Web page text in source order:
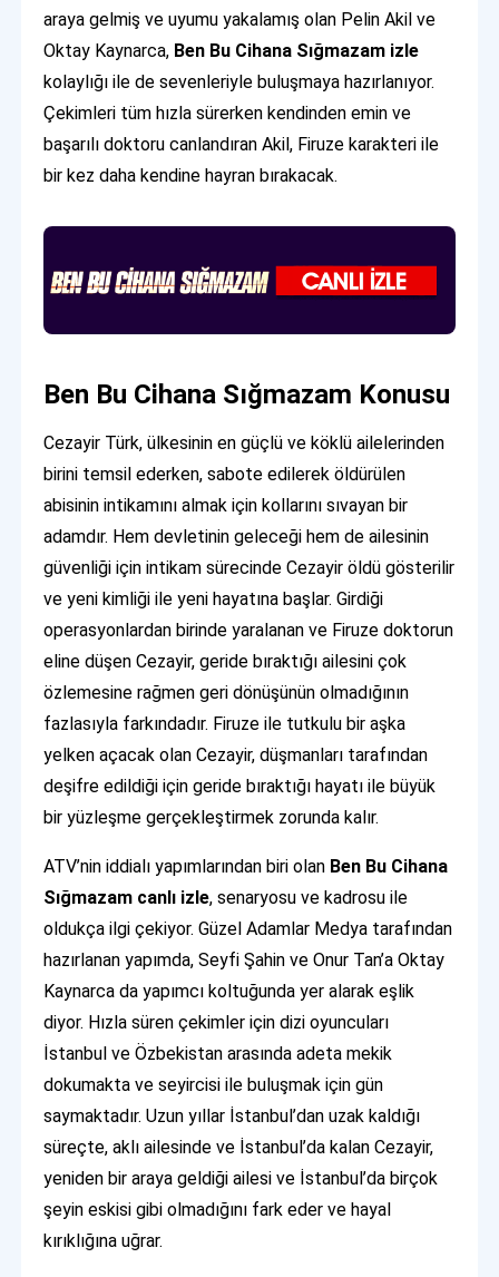
araya gelmiş ve uyumu yakalamış olan Pelin Akil ve
Oktay Kaynarca, Ben Bu Cihana Sığmazam izle
kolaylığı ile de sevenleriyle buluşmaya hazırlanıyor.
Çekimleri tüm hızla sürerken kendinden emin ve
başarılı doktoru canlandıran Akil, Firuze karakteri ile
bir kez daha kendine hayran bırakacak.
Ben Bu Cihana Sığmazam Konusu
Cezayir Türk, ülkesinin en güçlü ve köklü ailelerinden
birini temsil ederken, sabote edilerek öldürülen
abisinin intikamını almak için kollarını sıvayan bir
adamdır. Hem devletinin geleceği hem de ailesinin
güvenliği için intikam sürecinde Cezayir öldü gösterilir
ve yeni kimliği ile yeni hayatına başlar. Girdiği
operasyonlardan birinde yaralanan ve Firuze doktorun
eline düşen Cezayir, geride bıraktığı ailesini çok
özlemesine rağmen geri dönüşünün olmadığının
fazlasıyla farkındadır. Firuze ile tutkulu bir aşka
yelken açacak olan Cezayir, düşmanları tarafından
deşifre edildiği için geride bıraktığı hayatı ile büyük
bir yüzleşme gerçekleştirmek zorunda kalır.
ATV’nin iddialı yapımlarından biri olan Ben Bu Cihana
Sığmazam canlı izle, senaryosu ve kadrosu ile
oldukça ilgi çekiyor. Güzel Adamlar Medya tarafından
hazırlanan yapımda, Seyfi Şahin ve Onur Tan’a Oktay
Kaynarca da yapımcı koltuğunda yer alarak eşlik
diyor. Hızla süren çekimler için dizi oyuncuları
İstanbul ve Özbekistan arasında adeta mekik
dokumakta ve seyircisi ile buluşmak için gün
saymaktadır. Uzun yıllar İstanbul’dan uzak kaldığı
süreçte, aklı ailesinde ve İstanbul’da kalan Cezayir,
yeniden bir araya geldiği ailesi ve İstanbul’da birçok
şeyin eskisi gibi olmadığını fark eder ve hayal
kırıklığına uğrar.